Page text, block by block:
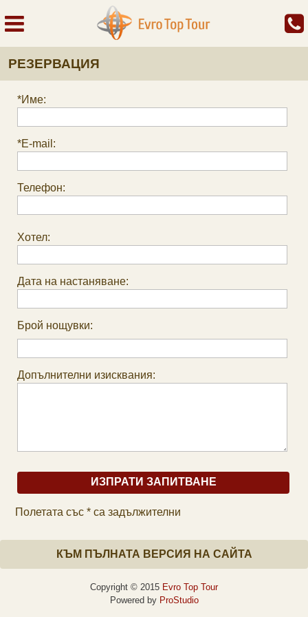
РЕЗЕРВАЦИЯ
*Име:
*E-mail:
Телефон:
Хотел:
Дата на настаняване:
Брой нощувки:
Допълнителни изисквания:
Полетата със * са задължителни
КЪМ ПЪЛНАТА ВЕРСИЯ НА САЙТА
Copyright © 2015 Evro Top Tour
Powered by ProStudio